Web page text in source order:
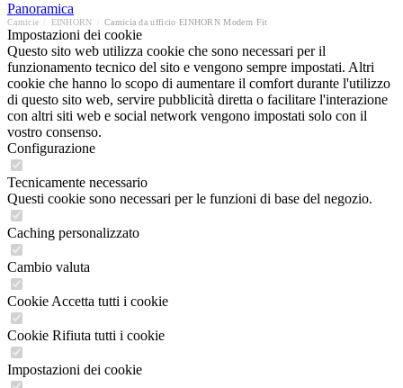
Panoramica
Camicie EINHORN Camicia da ufficio EINHORN Modern Fit
Impostazioni dei cookie
Questo sito web utilizza cookie che sono necessari per il
funzionamento tecnico del sito e vengono sempre impostati. Altri
cookie che hanno lo scopo di aumentare il comfort durante l'utilizzo
di questo sito web, servire pubblicità diretta o facilitare l'interazione
con altri siti web e social network vengono impostati solo con il
vostro consenso.
Configurazione
Tecnicamente necessario
Questi cookie sono necessari per le funzioni di base del negozio.
Caching personalizzato
Cambio valuta
Cookie Accetta tutti i cookie
Cookie Rifiuta tutti i cookie
Impostazioni dei cookie